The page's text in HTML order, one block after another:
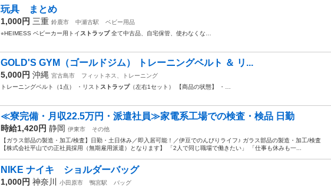
玩具 まとめ
1,000円 三重 鈴鹿市 中瀬古駅
ベビー用品
⭐︎HEIMESS ベビーカー用トイ ストラップ全て中古品、自宅保管、使わなくな…
GOLD'S GYM（ゴールドジム） トレーニングベルト ＆ リ...
5,000円 沖縄 宮古島市
フィットネス、トレーニング
トレーニングベルト（1点） ・リスト ストラップ（左右1セット） 【商品の状態】 ・…
≪寮完備・月収22.5万円・派遣社員≫家電系工場での検査・検品 日勤
時給1,420円 静岡 伊東市
その他
【ガラス部品の製造・加工/検査】日勤・土日休み／即入居可能！／伊豆でのんびりライフ♪ ガラス部品の製造・加工/検査
【株式会社平山での正社員採用（無期雇用派遣）となります】 「2人で同じ職場で働きたい」 「仕事も休みも一...
NIKE ナイキ ショルダーバッグ
1,000円 神奈川 小田原市 鴨宮駅
バッグ